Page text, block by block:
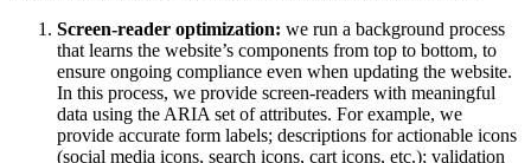
Screen-reader optimization: we run a background process
that learns the website’s components from top to bottom, to
ensure ongoing compliance even when updating the website.
In this process, we provide screen-readers with meaningful
data using the ARIA set of attributes. For example, we
provide accurate form labels; descriptions for actionable icons
(social media icons, search icons, cart icons, etc.); validation